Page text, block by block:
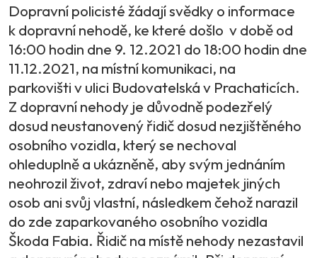
Dopravní policisté žádají svědky o informace
k dopravní nehodě, ke které došlo v době od
16:00 hodin dne 9. 12.2021 do 18:00 hodin dne
11.12.2021, na místní komunikaci, na
parkovišti v ulici Budovatelská v Prachaticích.
Z dopravní nehody je důvodně podezřelý
dosud neustanovený řidič dosud nezjištěného
osobního vozidla, který se nechoval
ohleduplně a ukázněně, aby svým jednáním
neohrozil život, zdraví nebo majetek jiných
osob ani svůj vlastní, následkem čehož narazil
do zde zaparkovaného osobního vozidla
Škoda Fabia. Řidič na místě nehody nezastavil